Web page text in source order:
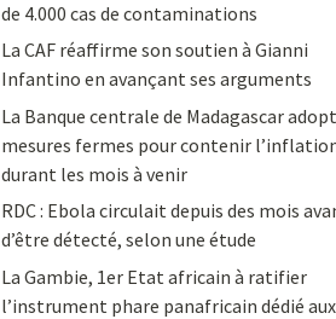
de 4.000 cas de contaminations
La CAF réaffirme son soutien à Gianni
Infantino en avançant ses arguments
La Banque centrale de Madagascar
mesures fermes pour contenir
durant les mois à venir
RDC : Ebola circulait depuis des mois
d’être détecté, selon une étude
La Gambie, 1er Etat africain à ratifier
l’instrument phare panafricain dédié aux